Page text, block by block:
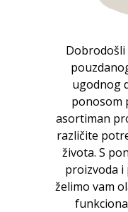
ugodnog
ponosom
asortiman
različite
života. S
proizvoda i
želimo vam